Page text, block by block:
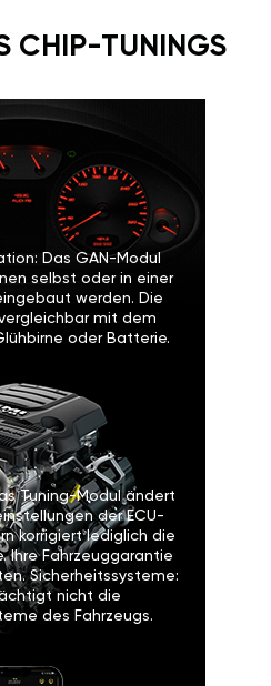
CHIP-TUNINGS
Das GAN-Modul
selbst oder in einer
werden. Die
mit dem
oder Batterie.
Tuning-Modul ändert
der ECU-
korrigiert lediglich die
Ihre Fahrzeuggarantie
Sicherheitssysteme:
nicht die
des Fahrzeugs.